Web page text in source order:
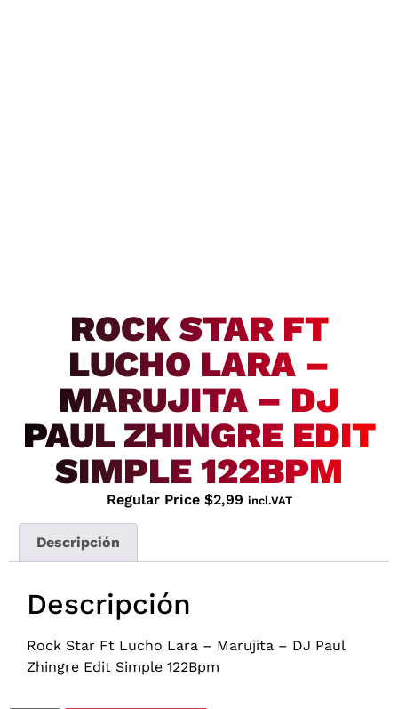
ROCK STAR FT
LUCHO LARA –
MARUJITA – DJ
PAUL ZHINGRE EDIT
SIMPLE 122BPM
Regular Price $2,99 incl.VAT
Descripción
Descripción
Rock Star Ft Lucho Lara – Marujita – DJ Paul
Zhingre Edit Simple 122Bpm